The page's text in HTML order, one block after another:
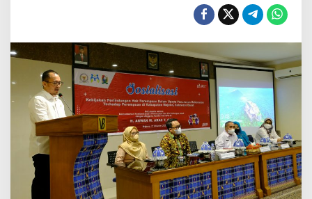
s
k
a
n
H
a
k
-
H
a